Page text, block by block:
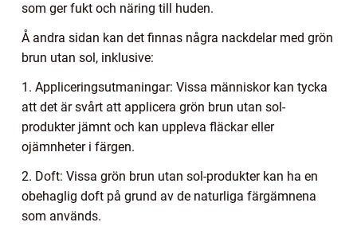
som ger fukt och näring till huden.
Å andra sidan kan det finnas några nackdelar med grön
brun utan sol, inklusive:
1. Appliceringsutmaningar: Vissa människor kan tycka
att det är svårt att applicera grön brun utan sol-
produkter jämnt och kan uppleva fläckar eller
ojämnheter i färgen.
2. Doft: Vissa grön brun utan sol-produkter kan ha en
obehaglig doft på grund av de naturliga färgämnena
som används.